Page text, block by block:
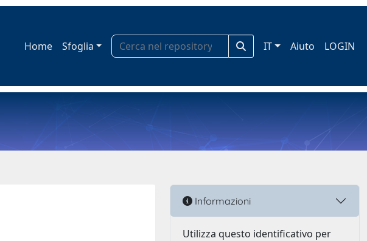
Home Sfoglia IT Aiuto LOGIN
Informazioni
Utilizza questo identificativo per